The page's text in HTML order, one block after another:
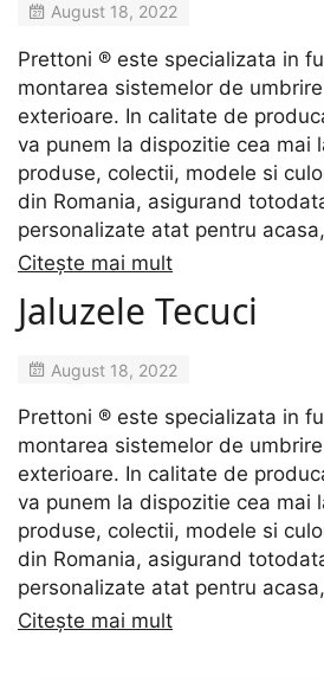
August 18, 2022
Prettoni ® este specializata in
montarea sistemelor de
exterioare. In calitate de
va punem la dispozitie cea mai
produse, colectii, modele si
din Romania, asigurand
personalizate atat pentru
Citește mai mult
Jaluzele Tecuci
August 18, 2022
Prettoni ® este specializata in
montarea sistemelor de
exterioare. In calitate de
va punem la dispozitie cea mai
produse, colectii, modele si
din Romania, asigurand
personalizate atat pentru
Citește mai mult